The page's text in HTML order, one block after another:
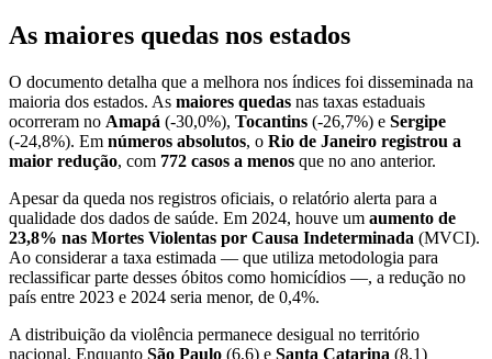
As maiores quedas nos estados
O documento detalha que a melhora nos índices foi disseminada na
maioria dos estados. As maiores quedas nas taxas estaduais
ocorreram no Amapá (-30,0%), Tocantins (-26,7%) e Sergipe
(-24,8%). Em números absolutos, o Rio de Janeiro registrou a
maior redução, com 772 casos a menos que no ano anterior.
Apesar da queda nos registros oficiais, o relatório alerta para a
qualidade dos dados de saúde. Em 2024, houve um aumento de
23,8% nas Mortes Violentas por Causa Indeterminada (MVCI).
Ao considerar a taxa estimada — que utiliza metodologia para
reclassificar parte desses óbitos como homicídios —, a redução no
país entre 2023 e 2024 seria menor, de 0,4%.
A distribuição da violência permanece desigual no território
nacional. Enquanto São Paulo (6,6) e Santa Catarina (8,1)